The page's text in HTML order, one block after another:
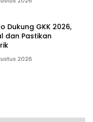
Dukung GKK 2026,
dan Pastikan
2026